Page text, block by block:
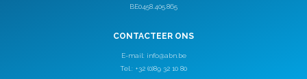
BE0458.405.865
CONTACTEER ONS
E-mail: info@abn.be
Tel.: +32 (0)89 32 10 80